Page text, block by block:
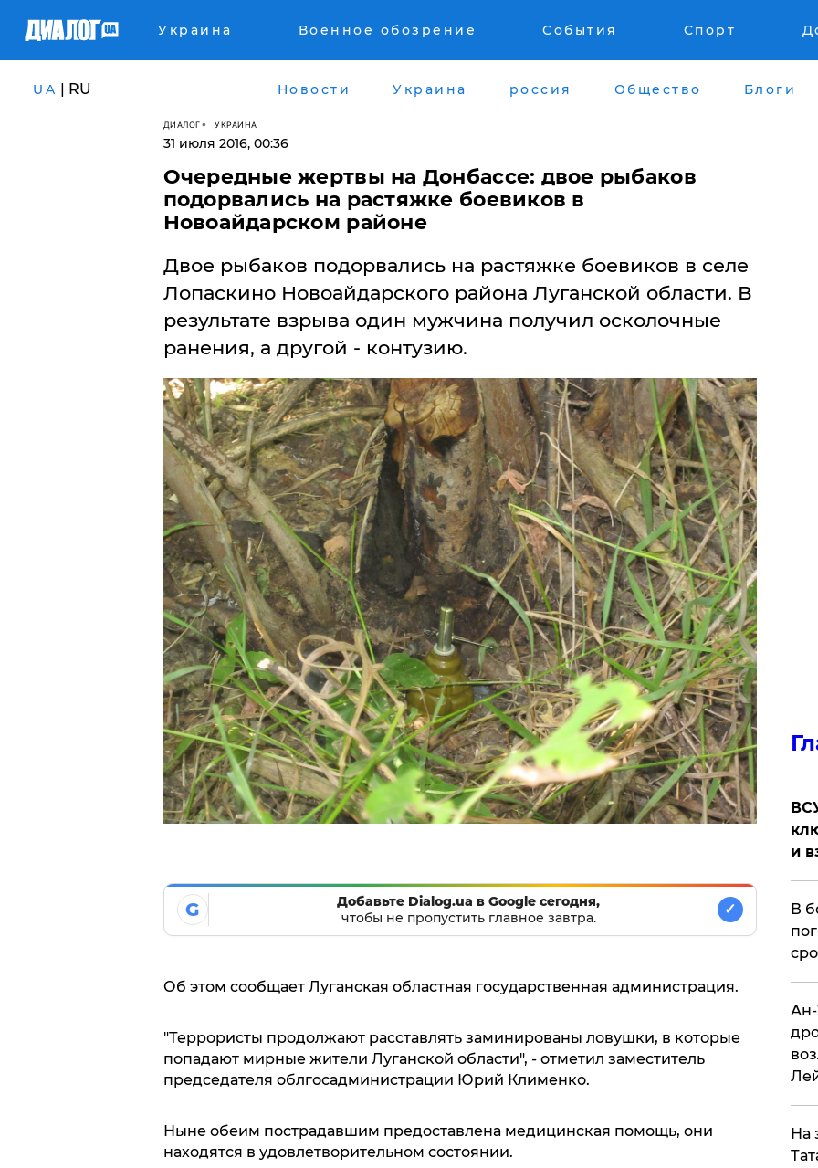
Украина Военное обозрение События Спорт
UA | RU Новости Украина россия Общество Блоги
ДИАЛОГ УКРАИНА
31 июля 2016, 00:36
Очередные жертвы на Донбассе: двое рыбаков
подорвались на растяжке боевиков в
Новоайдарском районе
Двое рыбаков подорвались на растяжке боевиков в селе
Лопаскино Новоайдарского района Луганской области. В
результате взрыва один мужчина получил осколочные
ранения, а другой - контузию.
G
Добавьте Dialog.ua в Google сегодня,
чтобы не пропустить главное завтра.
✓
Об этом сообщает Луганская областная государственная администрация.
"Террористы продолжают расставлять заминированы ловушки, в которые
попадают мирные жители Луганской области", - отметил заместитель
председателя облгосадминистрации Юрий Клименко.
Ныне обеим пострадавшим предоставлена медицинская помощь, они
находятся в удовлетворительном состоянии.
и
В
Ан-
На